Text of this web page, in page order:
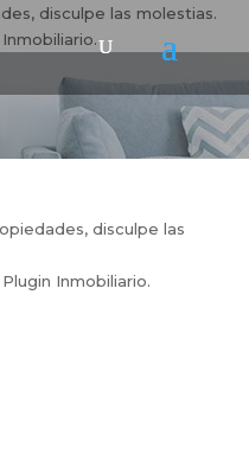
disculpe las molestias.
disculpe las
Inmobiliario.